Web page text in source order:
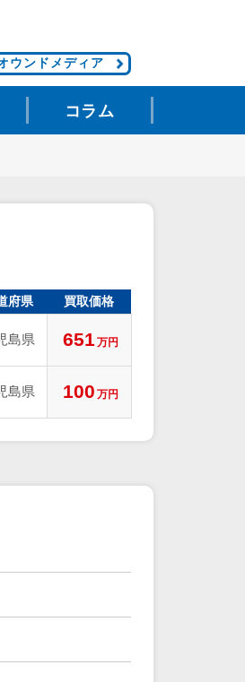
ウンドメディア
コラム
府県 買取価格
島県 651万円
島県 100 万円